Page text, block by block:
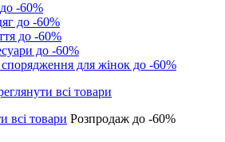
-60%
до -60%
до -60%
до -60%
для жінок до -60%
всі товари Розпродаж до -60%